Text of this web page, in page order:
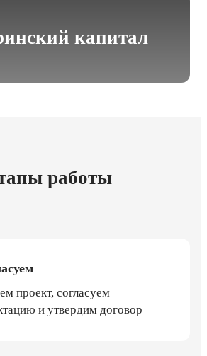
капитал
работы
проект, согласуем
и утвердим договор